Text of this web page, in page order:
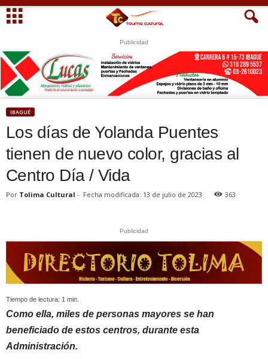
Publicidad
S
WhatsApp
+573249605958
IBAGUÉ
Los días de Yolanda Puentes
tienen de nuevo color, gracias al
Centro Día / Vida
Por Tolima Cultural - Fecha modificada: 13 de julio de 2023 363
Publicidad
Tiempo de lectura: 1 min.
Como ella, miles de personas mayores se han
beneficiado de estos centros, durante esta
Administración.